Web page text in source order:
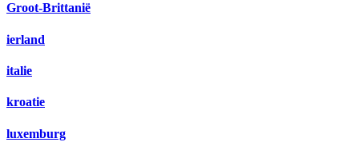
Groot-Brittanië
ierland
italie
kroatie
luxemburg